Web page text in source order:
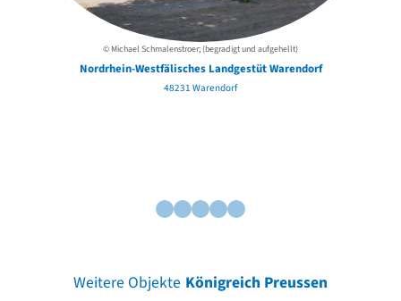
© Michael Schmalenstroer; (begradigt und aufgehellt)
Nordrhein-Westfälisches Landgestüt Warendorf
48231 Warendorf
Weitere Objekte Königreich Preussen